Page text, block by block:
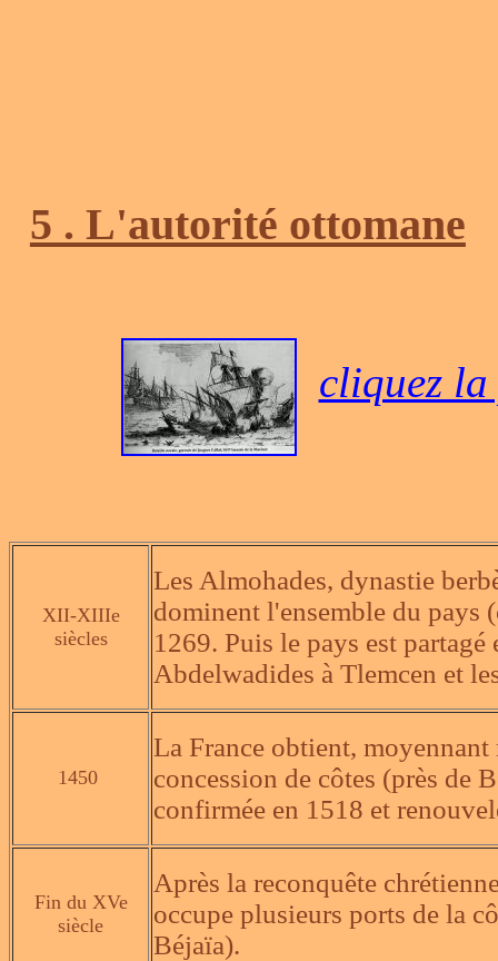
5 . L'autorité ottomane
cliquez
XII-XIIIe
siècles
Les Almohades, dynastie
dominent l'ensemble du pays
1269. Puis le pays est
Abdelwadides à Tlemcen et
1450
La France obtient, moyennant
concession de côtes (près de
confirmée en 1518 et
Fin du XVe
siècle
Après la reconquête
occupe plusieurs ports de la
Béjaïa).